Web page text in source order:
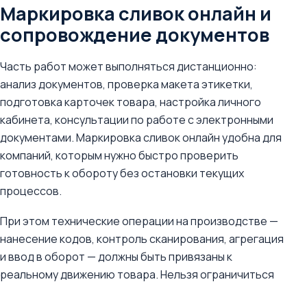
Маркировка сливок онлайн и
сопровождение документов
Часть работ может выполняться дистанционно:
анализ документов, проверка макета этикетки,
подготовка карточек товара, настройка личного
кабинета, консультации по работе с электронными
документами. Маркировка сливок онлайн удобна для
компаний, которым нужно быстро проверить
готовность к обороту без остановки текущих
процессов.
При этом технические операции на производстве —
нанесение кодов, контроль сканирования, агрегация
и ввод в оборот — должны быть привязаны к
реальному движению товара. Нельзя ограничиться